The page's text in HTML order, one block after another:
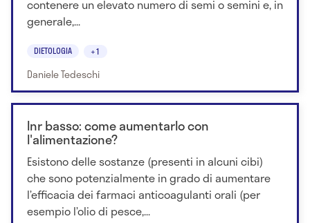
contenere un elevato numero di semi o semini e, in
generale,...
DIETOLOGIA +1
Daniele Tedeschi
Inr basso: come aumentarlo con
l'alimentazione?
Esistono delle sostanze (presenti in alcuni cibi)
che sono potenzialmente in grado di aumentare
l’efficacia dei farmaci anticoagulanti orali (per
esempio l’olio di pesce,...